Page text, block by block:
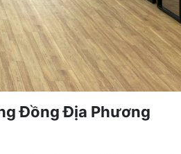
Đồng Địa Phương